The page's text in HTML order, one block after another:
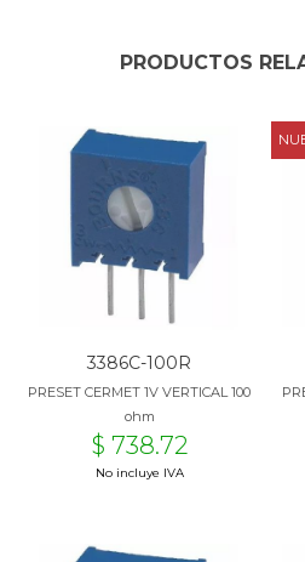
PRODUCTOS
3386C-100R
PRESET CERMET 1V VERTICAL 100
ohm
$ 738.72
No incluye IVA